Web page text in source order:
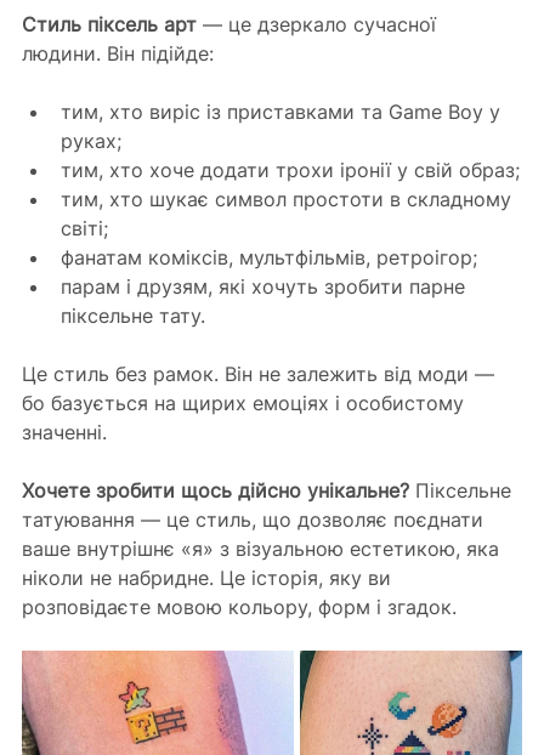
Стиль піксель арт — це дзеркало сучасної
людини. Він підійде:
тим, хто виріс із приставками та Game Boy у
руках;
тим, хто хоче додати трохи іронії у свій образ;
тим, хто шукає символ простоти в складному
світі;
фанатам коміксів, мультфільмів, ретроігор;
парам і друзям, які хочуть зробити парне
піксельне тату.
Це стиль без рамок. Він не залежить від моди —
бо базується на щирих емоціях і особистому
значенні.
Хочете зробити щось дійсно унікальне? Піксельне
татуювання — це стиль, що дозволяє поєднати
ваше внутрішнє «я» з візуальною естетикою, яка
ніколи не набридне. Це історія, яку ви
розповідаєте мовою кольору, форм і згадок.